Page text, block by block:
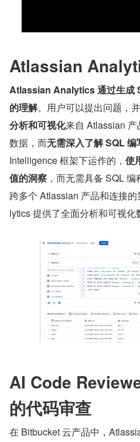
Atlassian
Atlassian Analytics 通过生成
的理解。用户可以提出问题，
分析和可视化来自 Atlassian
数据，而无需深入了解 SQL 编
Intelligence 框架下运作的， 使
值的洞察 ，而无需具备 SQL
跨多个 Atlassian 产品和连接
lytics 提供了全面分析和可视化
AI Code
的代码审查
在 Bitbucket 云产品中，